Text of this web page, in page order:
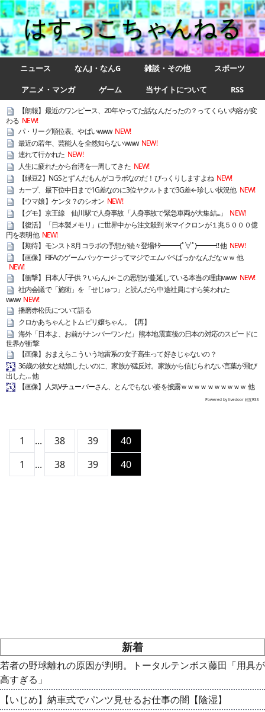
はすっこちゃんねる
ニュース なんJ・なんG 雑談・その他
スポーツ
アニメ・マンガ
ゲーム 当サイトについて RSS
【朗報】最近のワンピース、20年やってた話なんだったの？ってくらい内容が変
わる NEW!
パ・リーグ順位表、やばいwww NEW!
最近の若年、芸能人を全然知らないwww NEW!
連れて行かれた NEW!
人生に疲れたから台湾を一周してきた NEW!
【緑豆2】NGSとずんだもんがコラボなのだ！びっくりしますよね NEW!
カープ、最下位中日まで1G差なのに3位ヤクルトまで3G差←珍しい状況他 NEW!
【ウマ娘】ケンタ？のシオン NEW!
【グモ】京王線 仙川駅で人身事故「人身事故で緊急車両が大集結...」
NEW!
【復活】「日本製メモリ」に世界中から注文殺到 米マイクロンが１兆５０００億
円を表明他 NEW!
【期待】モンスト8月コラボの予想が続々登場ｷﾀ━━━(ﾟ∀ﾟ)━━━!! 他 NEW!
【画像】FIFAのゲームパッケージってマジでエムバペばっかなんだなｗｗ 他
NEW!
【衝撃】日本人｢子供？いらん｣←この思想が蔓延している本当の理由www NEW!
社内会議で「施術」を「せじゅつ」と読んだら中途社員にすら笑われた
www NEW!
播磨赤松氏について語る
クロかあちゃんとトムピリ嬢ちゃん。【再】
海外「日本よ、お前がナンバーワンだ」 熊本地震直後の日本の対応のスピードに
世界が衝撃
【画像】おまえらこういう地雷系の女子高生って好きじゃないの？
36歳の彼女と結婚したいのに、家族が猛反対。家族から信じられない言葉が飛び
出した… 他
【画像】人気Vチューバーさん、とんでもない姿を披露ｗｗｗｗｗｗｗｗｗｗ 他
Powered by livedoor 相互RSS
1 ... 38 39
40
1
... 38 39 40
新着
若者の野球離れの原因が判明。トータルテンボス藤田「用具が
高すぎる」
【いじめ】納車式でパンツ見せるお仕事の闇【陰湿】